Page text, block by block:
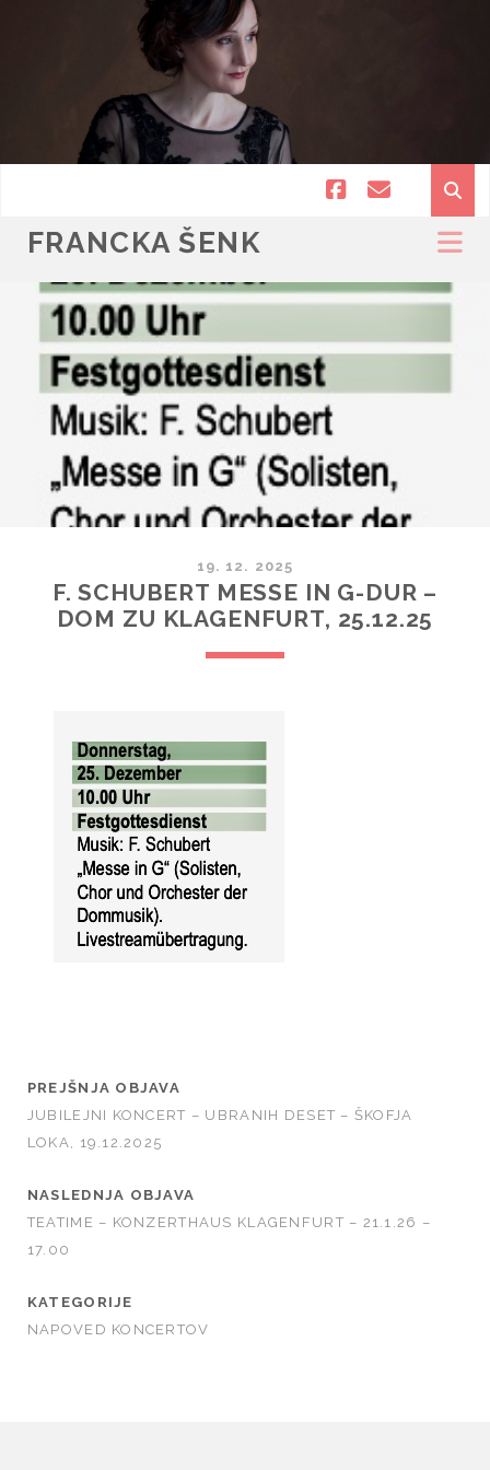
facebook
email
FRANCKA ŠENK
19. 12. 2025
F. SCHUBERT MESSE IN G-DUR –
DOM ZU KLAGENFURT, 25.12.25
PREJŠNJA OBJAVA
JUBILEJNI KONCERT – UBRANIH DESET – ŠKOFJA
LOKA, 19.12.2025
NASLEDNJA OBJAVA
TEATIME – KONZERTHAUS KLAGENFURT – 21.1.26 –
17.00
KATEGORIJE
NAPOVED KONCERTOV